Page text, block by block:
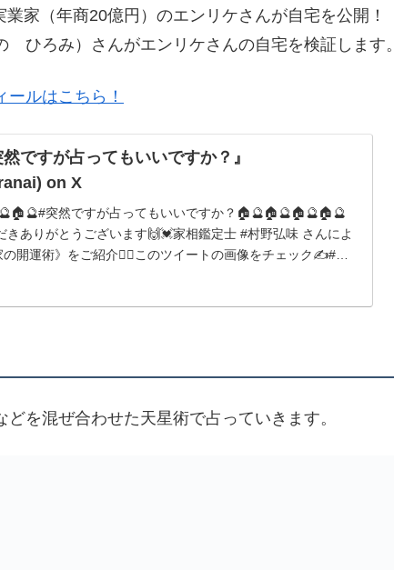
家（年商20億円）のエンリケさんが自宅を公開！
ひろみ）さんがエンリケさんの自宅を検証します。
ルはこちら！
ですが占ってもいいですか？』
on X
突然ですが占ってもいいですか？🏠🔮🏠🔮🏠🔮🏠🔮
きありがとうございます🙌💓家相鑑定士 #村野弘味 さんによ
開運術》をご紹介💁‍♀️このツイートの画像をチェック✍️#水
を混ぜ合わせた天星術で占っていきます。